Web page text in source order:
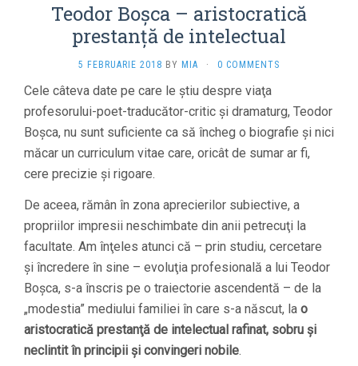
Teodor Boşca – aristocratică
prestanţă de intelectual
5 FEBRUARIE 2018 BY MIA · 0 COMMENTS
Cele câteva date pe care le ştiu despre viaţa
profesorului-poet-traducător-critic şi dramaturg, Teodor
Boşca, nu sunt suficiente ca să încheg o biografie şi nici
măcar un curriculum vitae care, oricât de sumar ar fi,
cere precizie şi rigoare.
De aceea, rămân în zona aprecierilor subiective, a
propriilor impresii neschimbate din anii petrecuţi la
facultate. Am înţeles atunci că – prin studiu, cercetare
şi încredere în sine – evoluţia profesională a lui Teodor
Boşca, s-a înscris pe o traiectorie ascendentă – de la
„modestia” mediului familiei în care s-a născut, la o
aristocratică prestanţă de intelectual rafinat, sobru şi
neclintit în principii şi convingeri nobile.